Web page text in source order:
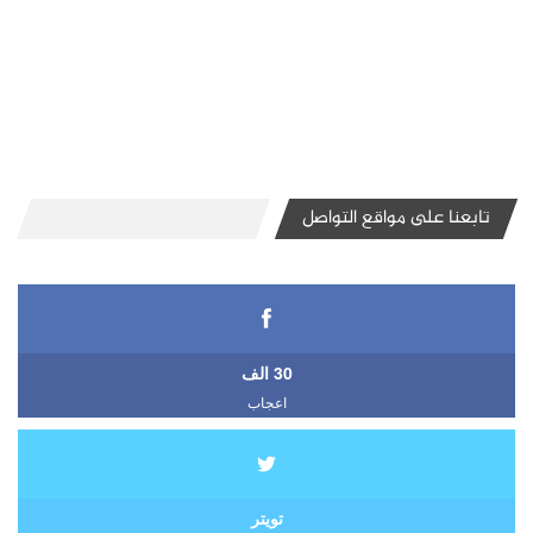
تابعنا على مواقع التواصل
30 الف
اعجاب
تويتر